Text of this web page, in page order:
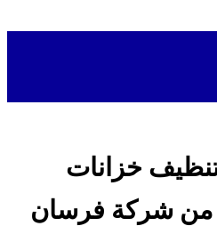
خزانات
من شركة فرسان